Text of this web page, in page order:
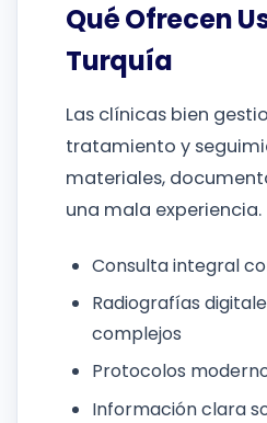
Qué Ofrecen
Turquía
Las clínicas bien
tratamiento y
materiales,
una mala experiencia.
Consulta integral
Radiografías
complejos
Protocolos
Información clara